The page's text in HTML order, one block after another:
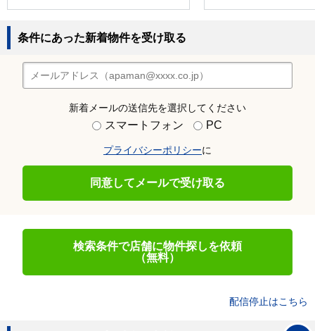
条件にあった新着物件を受け取る
新着メールの送信先を選択してください
スマートフォン PC
プライバシーポリシーに
同意してメールで受け取る
検索条件で店舗に物件探しを依頼
（無料）
配信停止はこちら